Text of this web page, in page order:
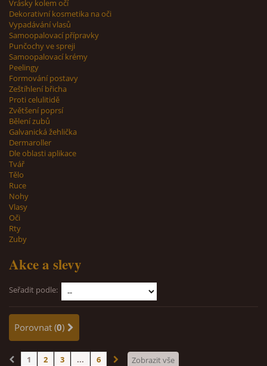
Vrásky kolem očí
Dekorativní kosmetika na oči
Vypadávání vlasů
Samoopalovací přípravky
Punčochy ve spreji
Samoopalovací krémy
Peelingy
Formování postavy
Zeštíhlení břicha
Proti celulitidě
Zvětšení poprsí
Bělení zubů
Galvanická žehlička
Dermaroller
Dle oblasti aplikace
Tvář
Tělo
Ruce
Nohy
Vlasy
Oči
Rty
Zuby
Akce a slevy
Seřadit podle:
Porovnat (0)
Zobrazit vše
1 2 3 ... 6